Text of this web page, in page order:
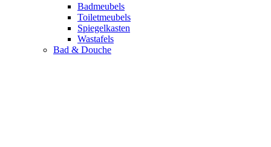
Badmeubels
Toiletmeubels
Spiegelkasten
Wastafels
Bad & Douche